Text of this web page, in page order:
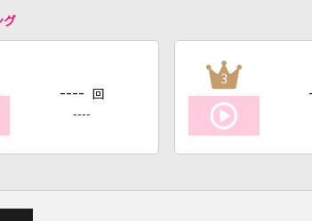
グ
---- 回
----
3